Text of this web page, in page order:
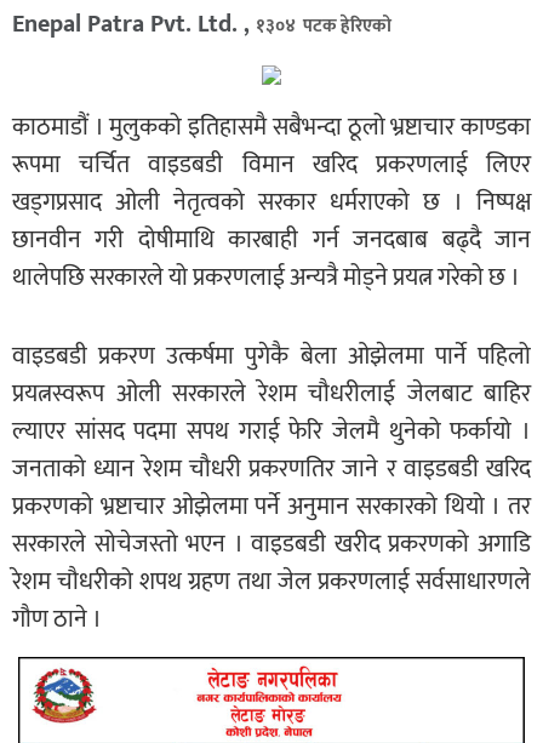
Enepal Patra Pvt. Ltd. , १३०४ पटक हेरिएको
काठमाडौं । मुलुकको इतिहासमै सबैभन्दा ठूलो भ्रष्टाचार काण्डका
रूपमा चर्चित वाइडबडी विमान खरिद प्रकरणलाई लिएर
खड्गप्रसाद ओली नेतृत्वको सरकार धर्मराएको छ । निष्पक्ष
छानवीन गरी दोषीमाथि कारबाही गर्न जनदबाब बढ्दै जान
थालेपछि सरकारले यो प्रकरणलाई अन्यत्रै मोड्ने प्रयत्न गरेको छ ।
वाइडबडी प्रकरण उत्कर्षमा पुगेकै बेला ओझेलमा पार्ने पहिलो
प्रयत्नस्वरूप ओली सरकारले रेशम चौधरीलाई जेलबाट बाहिर
ल्याएर सांसद पदमा सपथ गराई फेरि जेलमै थुनेको फर्कायो ।
जनताको ध्यान रेशम चौधरी प्रकरणतिर जाने र वाइडबडी खरिद
प्रकरणको भ्रष्टाचार ओझेलमा पर्ने अनुमान सरकारको थियो । तर
सरकारले सोचेजस्तो भएन । वाइडबडी खरीद प्रकरणको अगाडि
रेशम चौधरीको शपथ ग्रहण तथा जेल प्रकरणलाई सर्वसाधारणले
गौण ठाने ।